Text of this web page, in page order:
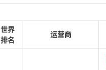
世界
排名
运营商